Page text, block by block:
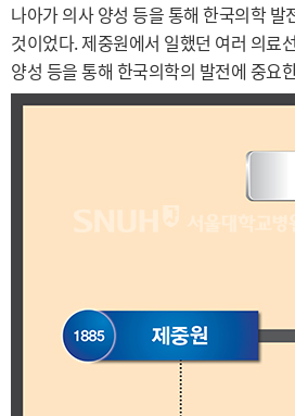
나아가 의사 양성 등을 통해 한국의학
것이었다. 제중원에서 일했던 여러 의료
양성 등을 통해 한국의학의 발전에 중요